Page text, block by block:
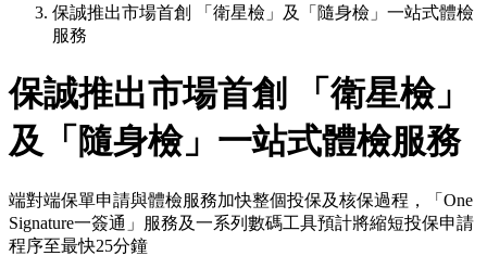
保誠推出市場首創 「衛星檢」及「隨身檢」一站式體檢
服務
保誠推出市場首創 「衛星檢」
及「隨身檢」一站式體檢服務
端對端保單申請與體檢服務加快整個投保及核保過程，「One
Signature一簽通」服務及一系列數碼工具預計將縮短投保申請
程序至最快25分鐘